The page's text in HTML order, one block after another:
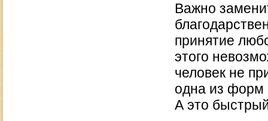
Важно
принятие
этого
человек не
одна из форм
А это